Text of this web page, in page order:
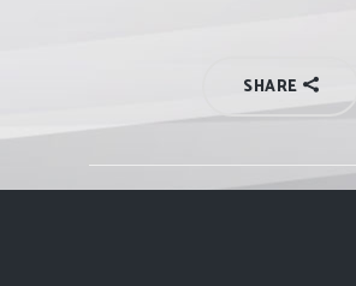
SHARE